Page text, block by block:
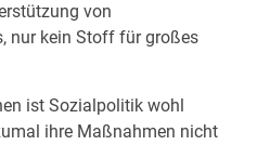
von
nur kein Stoff für großes
ist Sozialpolitik wohl
ihre Maßnahmen nicht